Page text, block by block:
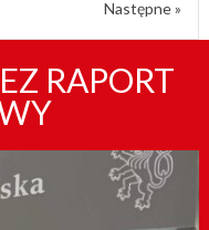
Następne »
RAPORT